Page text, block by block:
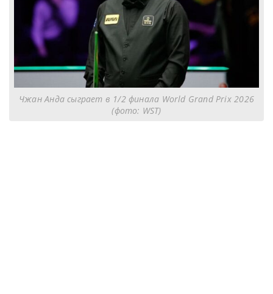
Чжан Анда сыграет в 1/2 финала World Grand Prix 2026
(фото: WST)